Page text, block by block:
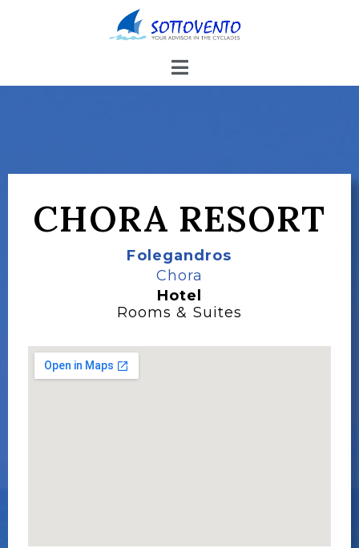
CHORA RESORT
Folegandros
Chora
Hotel
Rooms & Suites